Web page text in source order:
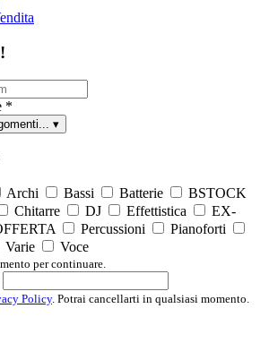
*
▾
Archi Bassi Batterie
BSTOCK
Chitarre DJ Effettistica
EX-
Percussioni
Pianoforti
Varie Voce
per continuare.
Policy. Potrai cancellarti in qualsiasi momento.